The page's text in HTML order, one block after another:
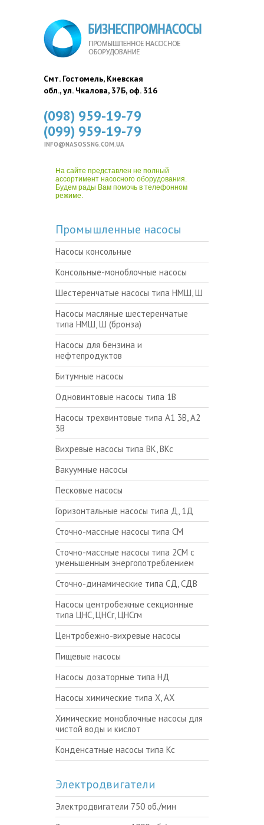
Смт. Гостомель, Киевская
обл., ул. Чкалова, 37Б, оф. 316
(098) 959-19-79
(099) 959-19-79
INFO@NASOSSNG.COM.UA
На сайте представлен не полный
ассортимент насосного оборудования.
Будем рады Вам помочь в телефонном
режиме.
Промышленные насосы
Насосы консольные
Консольные-моноблочные насосы
Шестеренчатые насосы типа НМШ, Ш
Насосы масляные шестеренчатые
типа НМШ, Ш (бронза)
Насосы для бензина и
нефтепродуктов
Битумные насосы
Одновинтовые насосы типа 1В
Насосы трехвинтовые типа А1 3В, А2
3В
Вихревые насосы типа ВК, ВКс
Вакуумные насосы
Песковые насосы
Горизонтальные насосы типа Д, 1Д
Сточно-массные насосы типа СМ
Сточно-массные насосы типа 2СМ с
уменьшенным энергопотреблением
Сточно-динамические типа СД, СДВ
Насосы центробежные секционные
типа ЦНС, ЦНСг, ЦНСгм
Центробежно-вихревые насосы
Пищевые насосы
Насосы дозаторные типа НД
Насосы химические типа Х, АХ
Химические моноблочные насосы для
чистой воды и кислот
Конденсатные насосы типа Кс
Электродвигатели
Электродвигатели 750 об./мин